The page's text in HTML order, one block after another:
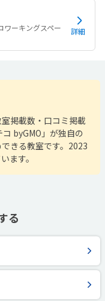
ワーキングスペー
詳細
掲載数・口コミ掲載
byGMO」が独自の
きる教室です。2023
ます。
る